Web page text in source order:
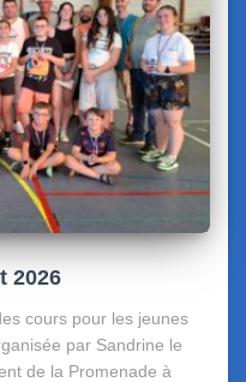
2026
cours pour les jeunes
par Sandrine le
de la Promenade à